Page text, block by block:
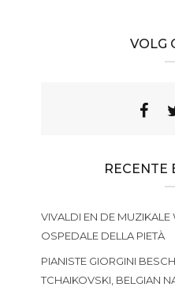
VOLG
RECENTE
VIVALDI EN DE MUZIKALE
OSPEDALE DELLA PIETÀ
PIANISTE GIORGINI
TCHAIKOVSKI, BELGIAN